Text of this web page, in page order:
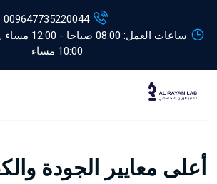
009647735220044
10:00 مساء
أعلى معايير الجودة